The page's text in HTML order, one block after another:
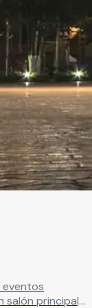
salón principal,